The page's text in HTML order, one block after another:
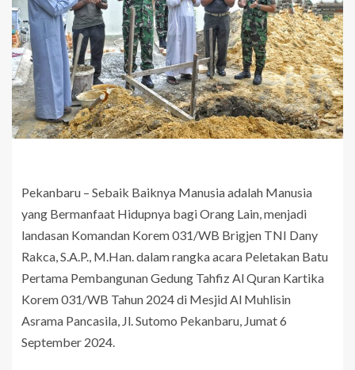
Pekanbaru – Sebaik Baiknya Manusia adalah Manusia
yang Bermanfaat Hidupnya bagi Orang Lain, menjadi
landasan Komandan Korem 031/WB Brigjen TNI Dany
Rakca, S.A.P., M.Han. dalam rangka acara Peletakan Batu
Pertama Pembangunan Gedung Tahfiz Al Quran Kartika
Korem 031/WB Tahun 2024 di Mesjid Al Muhlisin
Asrama Pancasila, Jl. Sutomo Pekanbaru, Jumat 6
September 2024.